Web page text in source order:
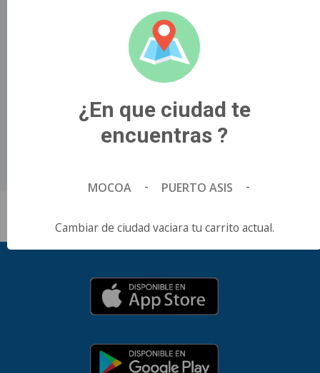
disruptivas sobre lo que es mejor para su niña, Bonnie.
¿Volverá el juego a ser como antes?.
United States of America.
Andrew Stanton, McKenna Harris.
¿En que ciudad te
encuentras ?
MOCOA - PUERTO ASIS -
Cambiar de ciudad vaciara tu carrito actual.